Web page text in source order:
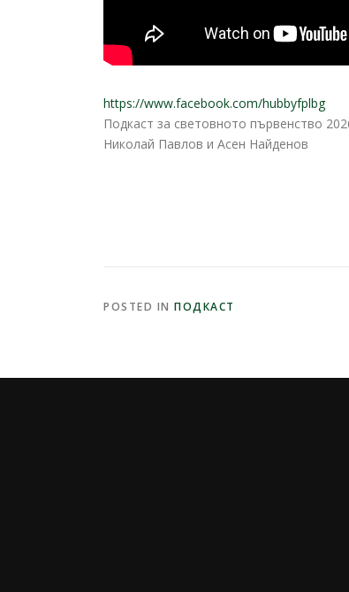
https://www.facebook.com/hubbyfplbg
Подкаст за световното първенство
Николай Павлов и Асен Найденов
POSTED IN ПОДКАСТ